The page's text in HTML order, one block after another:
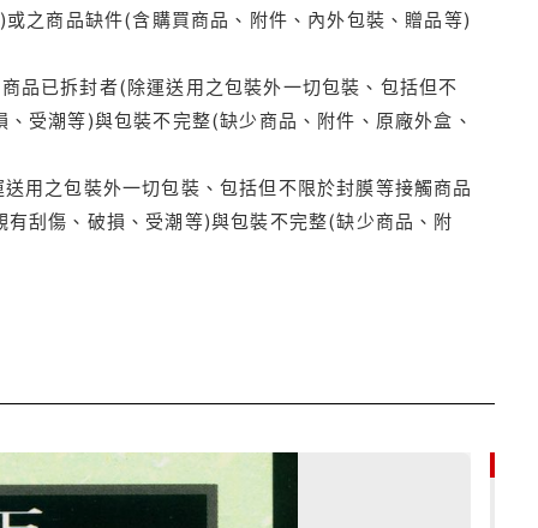
之商品缺件(含購買商品、附件、內外包裝、贈品等)
品已拆封者(除運送用之包裝外一切包裝、包括但不
受潮等)與包裝不完整(缺少商品、附件、原廠外盒、
用之包裝外一切包裝、包括但不限於封膜等接觸商品
刮傷、破損、受潮等)與包裝不完整(缺少商品、附